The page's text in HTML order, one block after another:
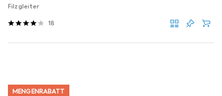
Filzgleiter
18
MENGENRABATT